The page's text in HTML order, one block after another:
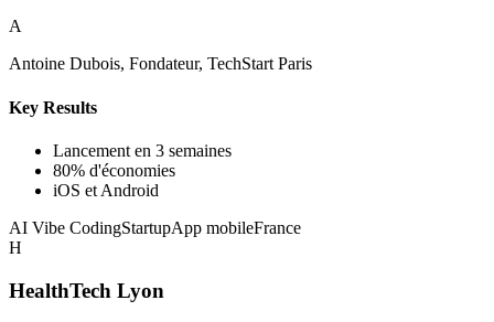
A
Antoine Dubois, Fondateur, TechStart Paris
Key Results
Lancement en 3 semaines
80% d'économies
iOS et Android
AI Vibe CodingStartupApp mobileFrance
H
HealthTech Lyon